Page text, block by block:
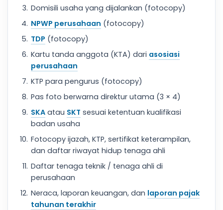
Domisili usaha yang dijalankan (fotocopy)
NPWP perusahaan (fotocopy)
TDP (fotocopy)
Kartu tanda anggota (KTA) dari asosiasi
perusahaan
KTP para pengurus (fotocopy)
Pas foto berwarna direktur utama (3 × 4)
SKA atau SKT sesuai ketentuan kualifikasi
badan usaha
Fotocopy ijazah, KTP, sertifikat keterampilan,
dan daftar riwayat hidup tenaga ahli
Daftar tenaga teknik / tenaga ahli di
perusahaan
Neraca, laporan keuangan, dan laporan pajak
tahunan terakhir